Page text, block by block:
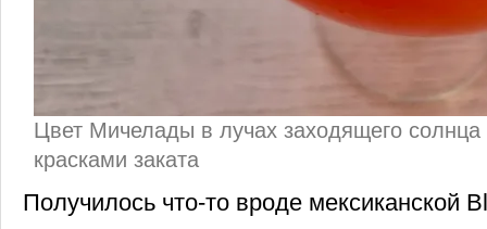
Цвет Мичелады в лучах заходящего солнца
красками заката
Получилось что-то вроде мексиканской